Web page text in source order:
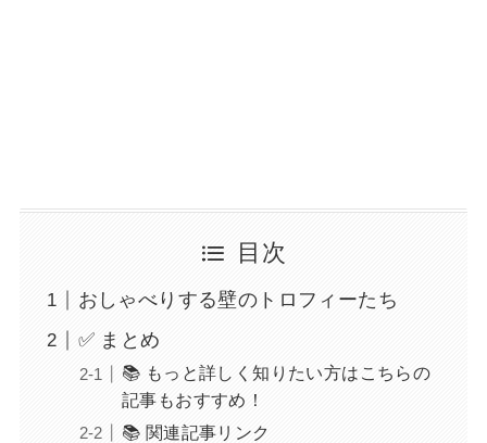
目次
おしゃべりする壁のトロフィーたち
✅ まとめ
📚 もっと詳しく知りたい方はこちらの
記事もおすすめ！
📚 関連記事リンク